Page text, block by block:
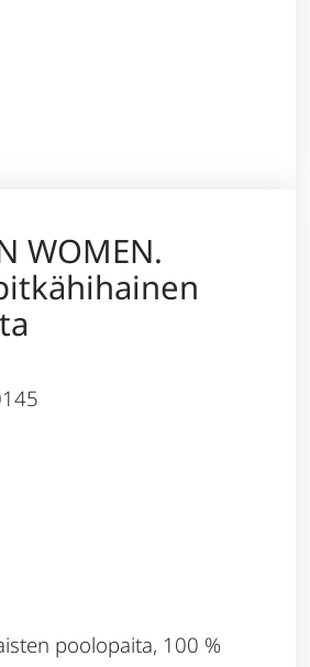
WOMEN.
poolopaita, 100 %